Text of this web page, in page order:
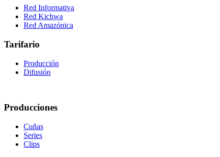
Red Informativa
Red Kichwa
Red Amazónica
Tarifario
Producción
Difusión
Producciones
Cuñas
Series
Clips